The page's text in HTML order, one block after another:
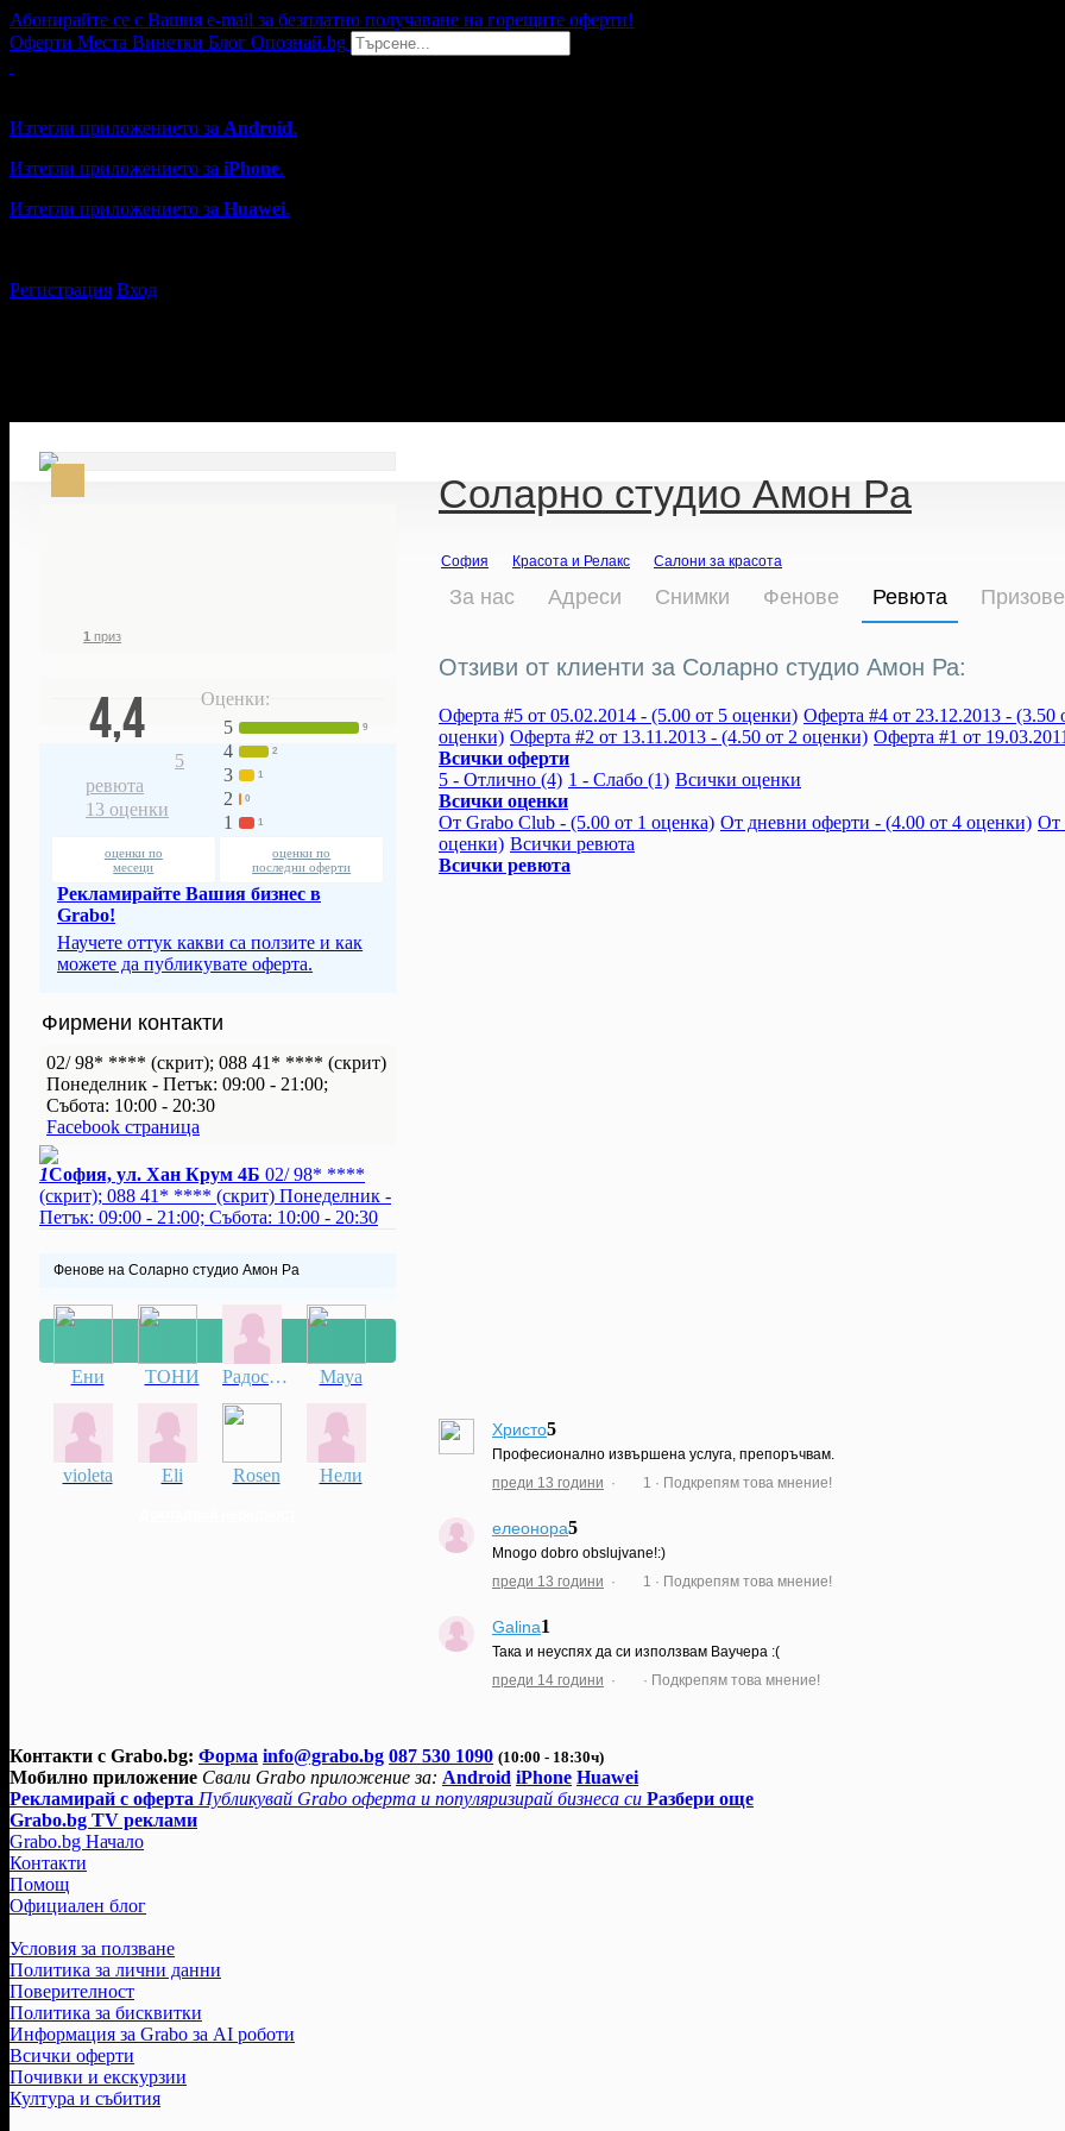
Абонирайте се с Вашия e-mail за безплатно получаване на горещите оферти!
Оферти Места Винетки Блог Опознай.bg
Изтегли приложението за Android.
Изтегли приложението за iPhone.
Изтегли приложението за Huawei.
Регистрация Вход
1 приз
4,4
5
ревюта
13 оценки
Оценки:
5
9
4 2
3 1
2 0
1 1
оценки по
месеци
оценки по
последни оферти
Рекламирайте Вашия бизнес в
Grabo!
Научете оттук какви са ползите и как
можете да публикувате оферта.
Фирмени контакти
02/ 98* **** (скрит); 088 41* **** (скрит)
Понеделник - Петък: 09:00 - 21:00;
Събота: 10:00 - 20:30
Facebook страница
1София, ул. Хан Крум 4Б 02/ 98* ****
(скрит); 088 41* **** (скрит) Понеделник -
Петък: 09:00 - 21:00; Събота: 10:00 - 20:30
Фенове на Соларно студио Амон Ра
Ени ТОНИ Радостина Maya
violeta Eli Rosen Нели
Соларно студио Амон Ра
София Красота и Релакс Салони за красота
За нас Адреси Снимки Фенове Ревюта Призове
Отзиви от клиенти за Соларно студио Амон Ра:
Оферта #5 от 05.02.2014 - (5.00 от 5 оценки) Оферта #4 от 23.12.2013 - (3.50
оценки) Оферта #2 от 13.11.2013 - (4.50 от 2 оценки) Оферта #1 от
Всички оферти
5 - Отлично (4) 1 - Слабо (1) Всички оценки
Всички оценки
От Grabo Club - (5.00 от 1 оценка) От дневни оферти - (4.00 от 4 оценки) От
оценки) Всички ревюта
Всички ревюта
Христо5
Професионално извършена услуга, препоръчвам.
преди 13 години · 1 · Подкрепям това мнение!
елеонора5
Mnogo dobro obslujvane!:)
преди 13 години · 1 · Подкрепям това мнение!
Galina1
Така и неуспях да си използвам Ваучера :(
преди 14 години · · Подкрепям това мнение!
Контакти с Grabo.bg: Форма info@grabo.bg 087 530 1090 (10:00 - 18:30ч)
Мобилно приложение Свали Grabo приложение за: Android iPhone Huawei
Рекламирай с оферта Публикувай Grabo оферта и популяризирай бизнеса си Разбери още
Grabo.bg TV реклами
Grabo.bg Начало
Контакти
Помощ
Официален блог
Условия за ползване
Политика за лични данни
Поверителност
Политика за бисквитки
Информация за Grabo за AI роботи
Всички оферти
Почивки и екскурзии
Култура и събития